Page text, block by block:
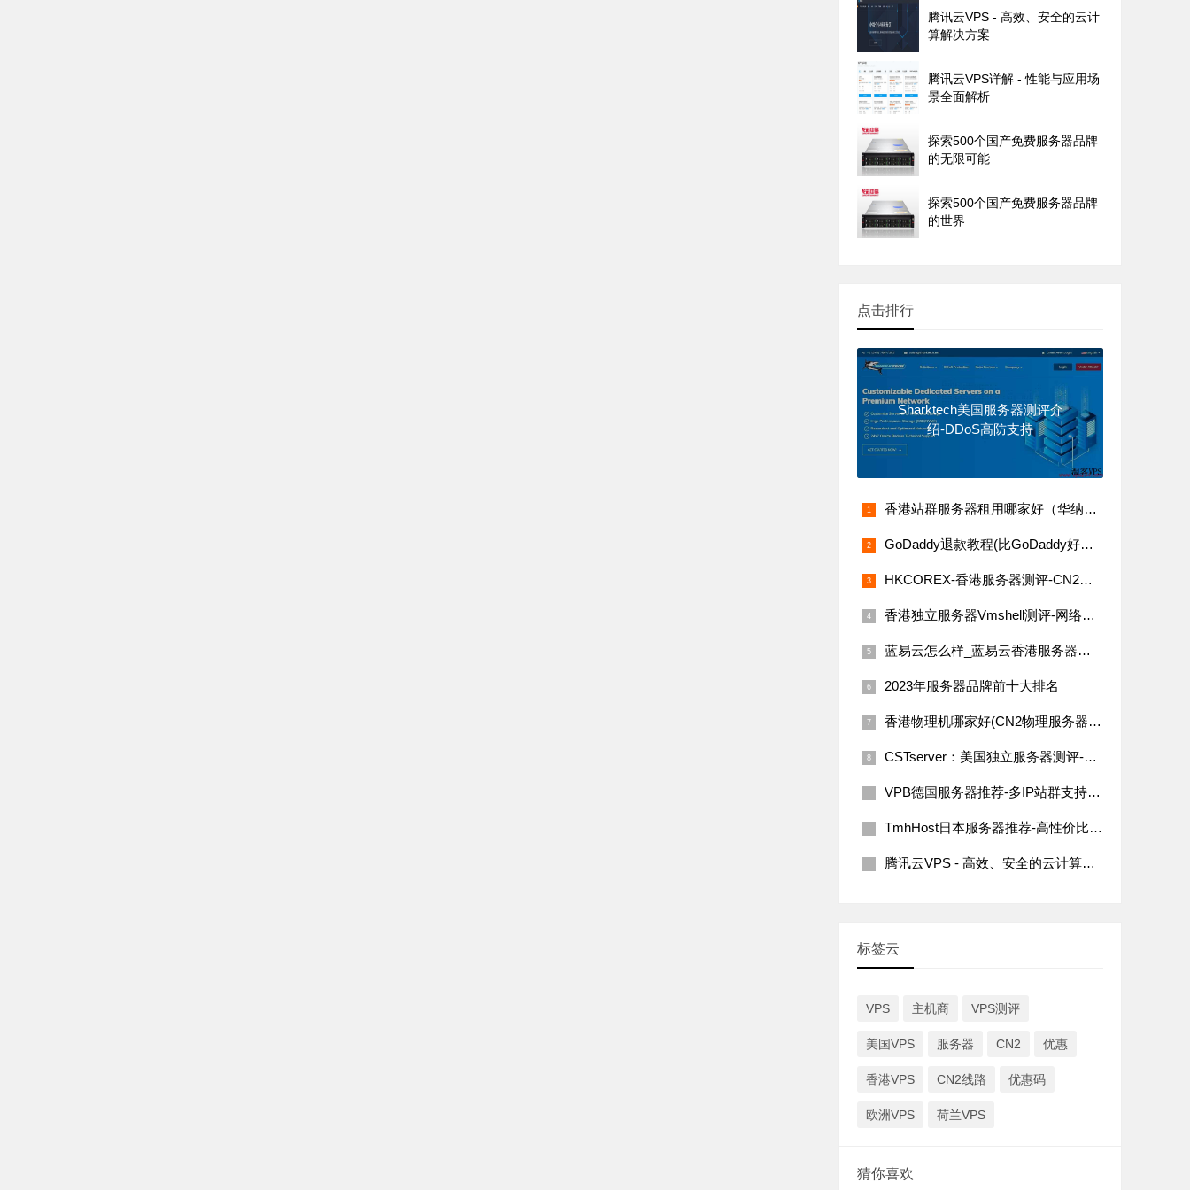
腾讯云VPS - 高效、安全的云计
算解决方案
腾讯云VPS详解 - 性能与应用场
景全面解析
探索500个国产免费服务器品牌
的无限可能
探索500个国产免费服务器品牌
的世界
点击排行
Sharktech美国服务器测评介
绍-DDoS高防支持
香港站群服务器租用哪家好（华纳云香港CN2站群服务器价格）
GoDaddy退款教程(比GoDaddy好的主机商有哪些)
HKCOREX-香港服务器测评-CN2线路，无限流量，性能卓越
香港独立服务器Vmshell测评-网络稳等配置优秀
蓝易云怎么样_蓝易云香港服务器测评
2023年服务器品牌前十大排名
香港物理机哪家好(CN2物理服务器多少钱一台)
CSTserver：美国独立服务器测评-圣何塞机房-免费DDoS防御
VPB德国服务器推荐-多IP站群支持，性价比高
TmhHost日本服务器推荐-高性价比多IP支持
腾讯云VPS - 高效、安全的云计算解决方案
标签云
VPS 主机商 VPS测评
美国VPS 服务器 CN2 优惠
香港VPS CN2线路 优惠码
欧洲VPS 荷兰VPS
猜你喜欢